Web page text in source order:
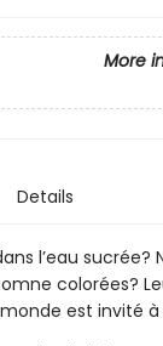
More
Details
l’eau sucrée?
colorées?
est invité